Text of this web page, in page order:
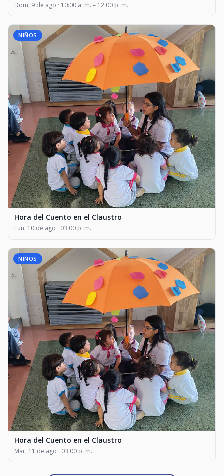
Dom, 9 de ago · 10:00 a. m. – 12:00 p. m.
NIÑOS
Hora del Cuento en el Claustro
Lun, 10 de ago · 03:00 p. m.
NIÑOS
Hora del Cuento en el Claustro
Mar, 11 de ago · 03:00 p. m.